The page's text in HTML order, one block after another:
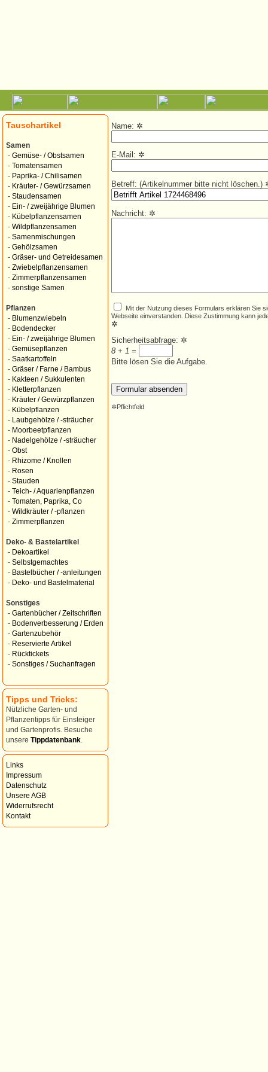
Tauschartikel
Samen
- Gemüse- / Obstsamen
- Tomatensamen
- Paprika- / Chilisamen
- Kräuter- / Gewürzsamen
- Staudensamen
- Ein- / zweijährige Blumen
- Kübelpflanzensamen
- Wildpflanzensamen
- Samenmischungen
- Gehölzsamen
- Gräser- und Getreidesamen
- Zwiebelpflanzensamen
- Zimmerpflanzensamen
- sonstige Samen
Pflanzen
- Blumenzwiebeln
- Bodendecker
- Ein- / zweijährige Blumen
- Gemüsepflanzen
- Saatkartoffeln
- Gräser / Farne / Bambus
- Kakteen / Sukkulenten
- Kletterpflanzen
- Kräuter / Gewürzpflanzen
- Kübelpflanzen
-
Laubgehölze / -sträucher
- Moorbeetpflanzen
- Nadelgehölze / -sträucher
- Obst
- Rhizome / Knollen
- Rosen
- Stauden
- Teich- / Aquarienpflanzen
- Tomaten, Paprika, Co
- Wildkräuter / -pflanzen
- Zimmerpflanzen
Deko- & Bastelartikel
- Dekoartikel
- Selbstgemachtes
- Bastelbücher / -anleitungen
- Deko- und Bastelmaterial
Sonstiges
- Gartenbücher / Zeitschriften
- Bodenverbesserung / Erden
- Gartenzubehör
- Reservierte Artikel
- Rücktickets
- Sonstiges / Suchanfragen
Tipps und Tricks:
Nützliche Garten- und
Pflanzentipps für Einsteiger
und Gartenprofis. Besuche
unsere Tippdatenbank
Links
Impressum
Datenschutz
Unsere AGB
Widerrufsrecht
Kontakt
Name: ✲
E-Mail: ✲
Betreff: (Artikelnummer bitte nicht löschen.)
Nachricht: ✲
Mit der Nutzung dieses Formulars erklären Sie
Webseite einverstanden. Diese Zustimmung kann
✲
Sicherheitsabfrage: ✲
8 + 1 =
Bitte lösen Sie die Aufgabe.
✲Pflichtfeld